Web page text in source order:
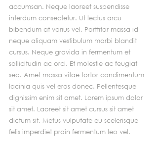
accumsan. Neque laoreet suspendisse
interdum consectetur. Ut lectus arcu
bibendum at varius vel. Porttitor massa id
neque aliquam vestibulum morbi blandit
cursus. Neque gravida in fermentum et
sollicitudin ac orci. Et molestie ac feugiat
sed. Amet massa vitae tortor condimentum
lacinia quis vel eros donec. Pellentesque
dignissim enim sit amet. Lorem ipsum dolor
sit amet. Laoreet sit amet cursus sit amet
dictum sit. Metus vulputate eu scelerisque
felis imperdiet proin fermentum leo vel.